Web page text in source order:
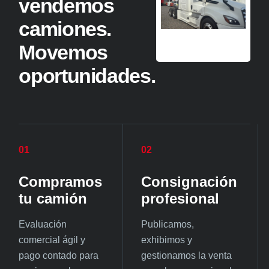
vendemos
camiones.
Movemos
oportunidades.
01
Compramos
tu camión
Evaluación
comercial ágil y
pago contado para
02
Consignación
profesional
Publicamos,
exhibimos y
gestionamos la venta